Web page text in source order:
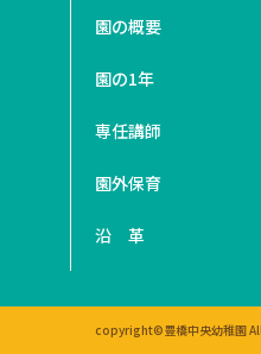
園の概要
園の1年
専任講師
園外保育
沿 革
copyright©豊橋中央幼稚園